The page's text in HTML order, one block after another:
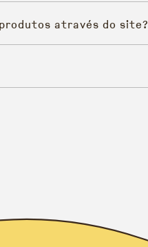
através do site?